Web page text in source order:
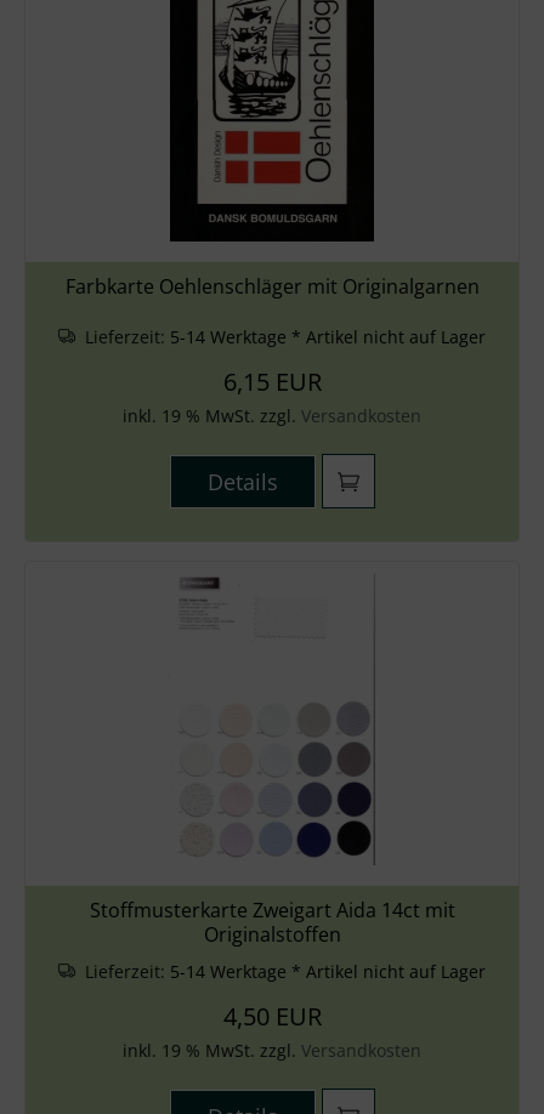
Farbkarte Oehlenschläger mit Originalgarnen
Lieferzeit: 5-14 Werktage * Artikel nicht auf Lager
6,15 EUR
inkl. 19 % MwSt. zzgl. Versandkosten
Details
Stoffmusterkarte Zweigart Aida 14ct mit
Originalstoffen
Lieferzeit: 5-14 Werktage * Artikel nicht auf Lager
4,50 EUR
inkl. 19 % MwSt. zzgl. Versandkosten